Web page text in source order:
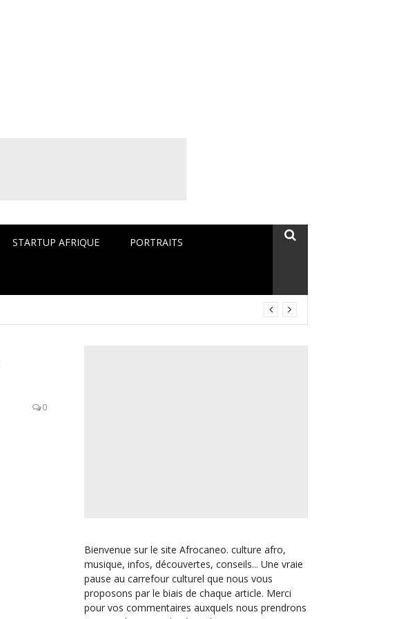
STARTUP AFRIQUE PORTRAITS
0
Bienvenue sur le site Afrocaneo. culture afro,
musique, infos, découvertes, conseils... Une vraie
pause au carrefour culturel que nous vous
proposons par le biais de chaque article. Merci
pour vos commentaires auxquels nous prendrons